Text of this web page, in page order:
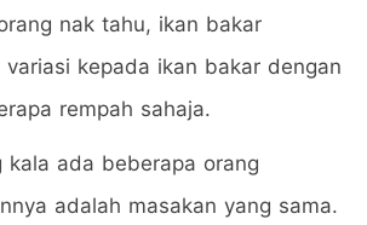
nak tahu, ikan bakar
kepada ikan bakar dengan
rempah sahaja.
kala ada beberapa orang
adalah masakan yang sama.